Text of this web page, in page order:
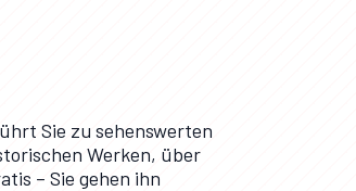
Sie zu sehenswerten
Werken, über
– Sie gehen ihn